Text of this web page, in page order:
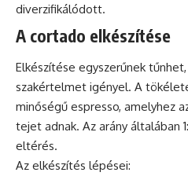
diverzifikálódott.
A cortado elkészítése
Elkészítése egyszerűnek
szakértelmet igényel. A
minőségű espresso, amelyhez
tejet adnak. Az arány általában
eltérés.
Az elkészítés lépései: